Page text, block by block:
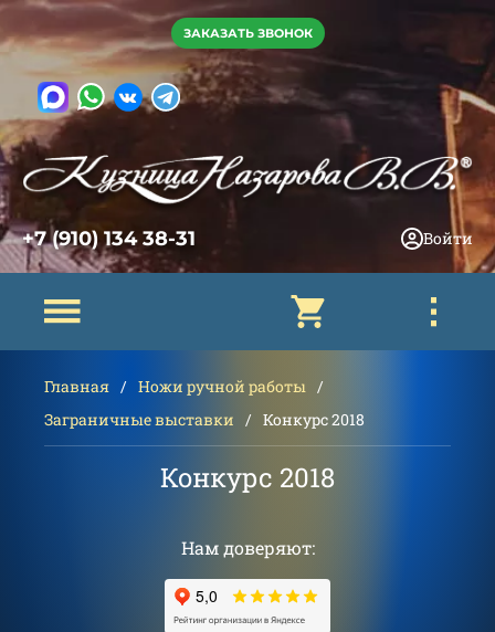
ЗАКАЗАТЬ ЗВОНОК
+7 (910) 134 38-31 Войти
Главная
Ножи ручной работы
Заграничные выставки
Конкурс 2018
Конкурс 2018
Нам доверяют: